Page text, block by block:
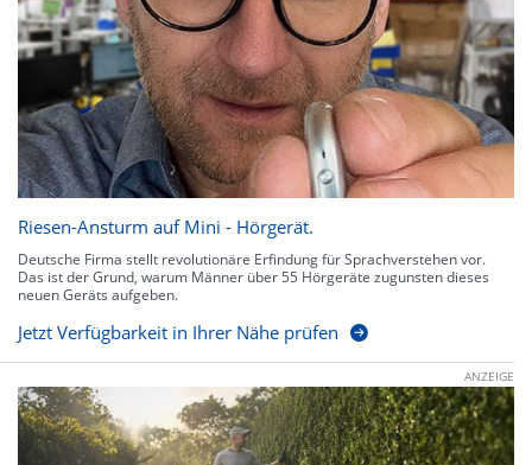
Riesen-Ansturm auf Mini - Hörgerät.
Deutsche Firma stellt revolutionäre Erfindung für Sprachverstehen vor.
Das ist der Grund, warum Männer über 55 Hörgeräte zugunsten dieses
neuen Geräts aufgeben.
Jetzt Verfügbarkeit in Ihrer Nähe prüfen
ANZEIGE